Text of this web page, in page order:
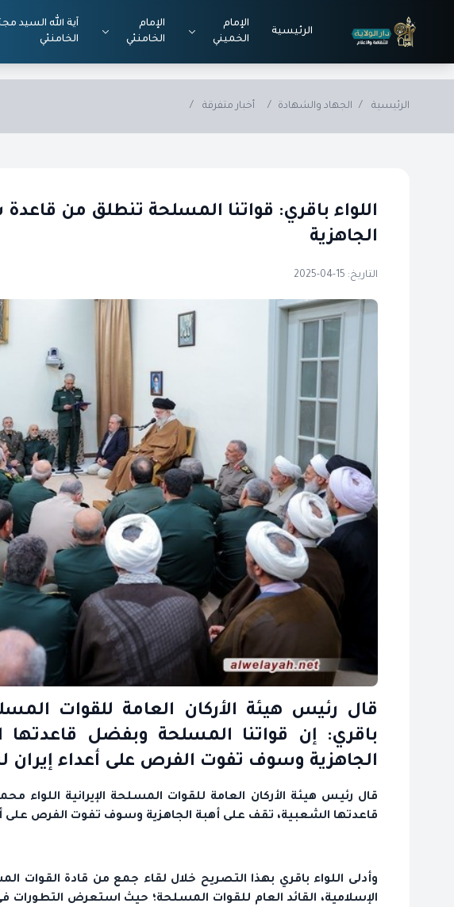
الرئيسية
الإمام
الخميني
الإمام
الخامنئي
آية الله السيد
الخامنئي
الرئيسية / الجهاد والشهادة / أخبار متفرقة /
اللواء باقري: قواتنا المسلحة تنطلق من
الجاهزية
التاريخ: 15-04-2025
قال رئيس هيئة الأركان العامة للقوات
باقري: إن قواتنا المسلحة وبفضل
الجاهزية وسوف تفوت الفرص على أعداء إيران
قال رئيس هيئة الأركان العامة للقوات المسلحة الإيرانية اللواء
قاعدتها الشعبية، تقف على أهبة الجاهزية وسوف تفوت الفرص على
وأدلى اللواء باقري بهذا التصريح خلال لقاء جمع من قادة القوات
الإسلامية، القائد العام للقوات المسلحة؛ حيث استعرض التطورات في